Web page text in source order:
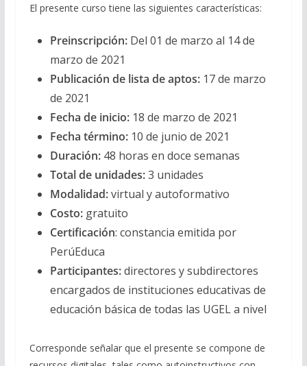
El presente curso tiene las siguientes características:
Preinscripción: Del 01 de marzo al 14 de
marzo de 2021
Publicación de lista de aptos: 17 de marzo
de 2021
Fecha de inicio: 18 de marzo de 2021
Fecha término: 10 de junio de 2021
Duración: 48 horas en doce semanas
Total de unidades:3 unidades
Modalidad:virtual y autoformativo
Costo: gratuito
Certificación: constancia emitida por
PerúEduca
Participantes:directores y subdirectores
encargados de instituciones educativas de
educación básica de todas las UGEL a nivel
Corresponde señalar que el presente se compone de